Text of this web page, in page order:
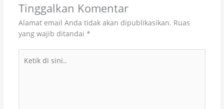
Tinggalkan Komentar
Alamat email Anda tidak akan dipublikasikan. Ruas
yang wajib ditandai *